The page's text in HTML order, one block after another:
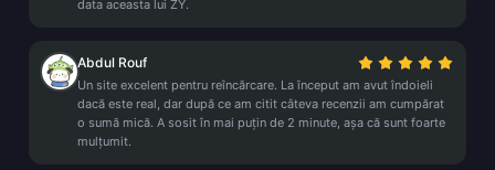
data aceasta lui ZY.
Abdul Rouf
Un site excelent pentru reîncărcare. La început am avut îndoieli
dacă este real, dar după ce am citit câteva recenzii am cumpărat
o sumă mică. A sosit în mai puțin de 2 minute, așa că sunt foarte
mulțumit.